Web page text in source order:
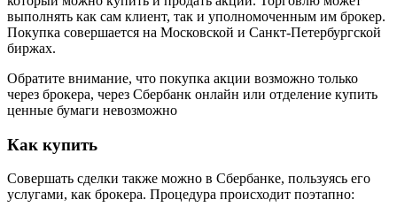
выполнять как сам клиент, так и уполномоченным им брокер.
Покупка совершается на Московской и Санкт-Петербургской
биржах.
Обратите внимание, что покупка акции возможно только
через брокера, через Сбербанк онлайн или отделение купить
ценные бумаги невозможно
Как купить
Совершать сделки также можно в Сбербанке, пользуясь его
услугами, как брокера. Процедура происходит поэтапно: